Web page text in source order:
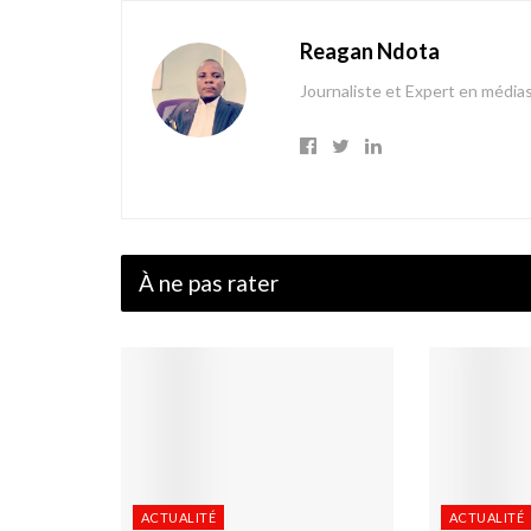
Reagan Ndota
Journaliste et Expert en médias
À ne pas rater
ACTUALITÉ ACTUALITÉ